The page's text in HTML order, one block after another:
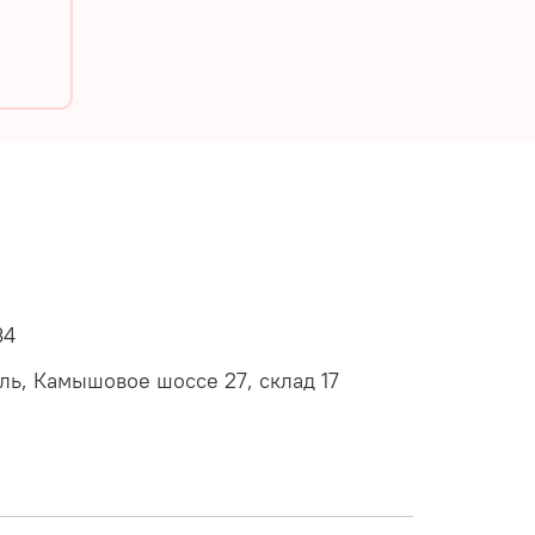
Камышовое шоссе 27, склад 17